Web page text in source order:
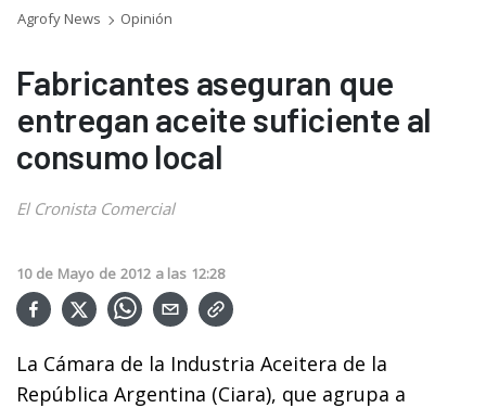
Agrofy News Opinión
Fabricantes aseguran que
entregan aceite suficiente al
consumo local
El Cronista Comercial
10 de Mayo de 2012 a las 12:28
La Cámara de la Industria Aceitera de la
República Argentina (Ciara), que agrupa a